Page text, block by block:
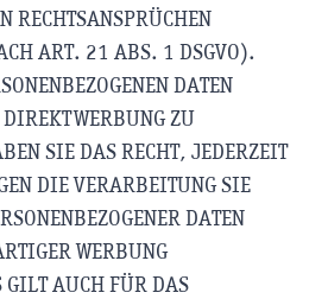
RECHTSANSPRÜCHEN
ART. 21 ABS. 1 DSGVO).
DATEN
ZU
SIE DAS RECHT, JEDERZEIT
DIE VERARBEITUNG SIE
DATEN
WERBUNG
AUCH FÜR DAS